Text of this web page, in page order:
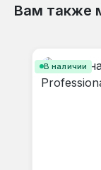
Вам также
В наличии